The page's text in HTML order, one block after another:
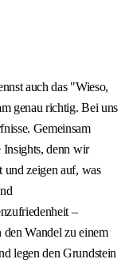
auch das "Wieso,
genau richtig. Bei uns
Gemeinsam
Insights, denn wir
und zeigen auf, was
–
Wandel zu einem
legen den Grundstein